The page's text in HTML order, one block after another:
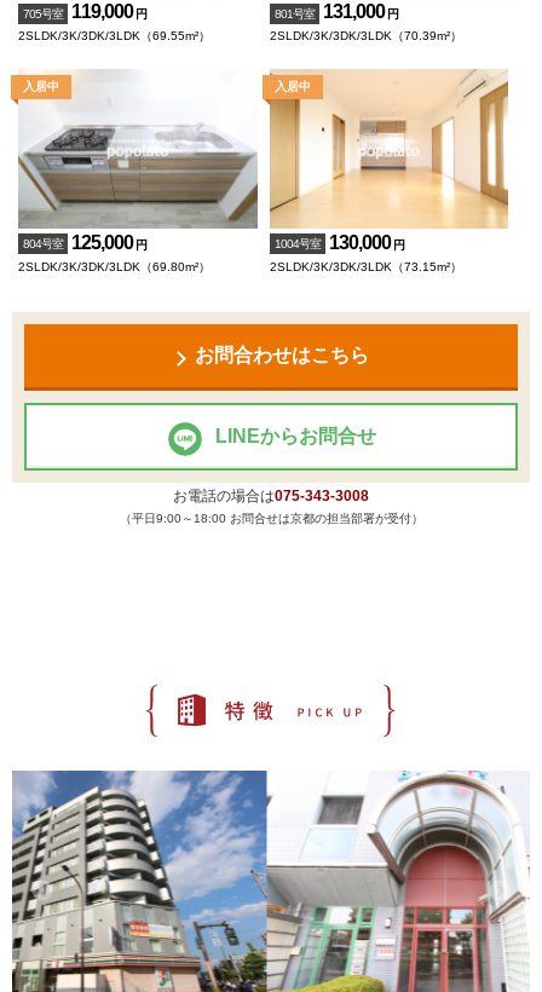
705号室 119,000 円
2SLDK/3K/3DK/3LDK（69.55m²）
801号室 131,000 円
2SLDK/3K/3DK/3LDK（70.39m²）
804号室 125,000 円
2SLDK/3K/3DK/3LDK（69.80m²）
1004号室 130,000 円
2SLDK/3K/3DK/3LDK（73.15m²）
お問合わせはこちら
LINEからお問合せ
お電話の場合は075-343-3008
（平日9:00～18:00 お問合せは京都の担当部署が受付）